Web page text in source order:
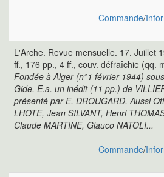
Commande/
L'Arche. Revue mensuelle. 17. Juillet
ff., 176 pp., 4 ff., couv. défraîchie (qq.
Fondée à Alger (n°1 février 1944)
Gide. E.a. un inédit (11 pp.) de
présenté par E. DROUGARD. Aussi
LHOTE, Jean SILVANT, Henri
Claude MARTINE, Glauco NATOLI...
Commande/